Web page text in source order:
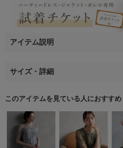
アイテム説明
サイズ・詳細
このアイテムを見ている人におすすめ